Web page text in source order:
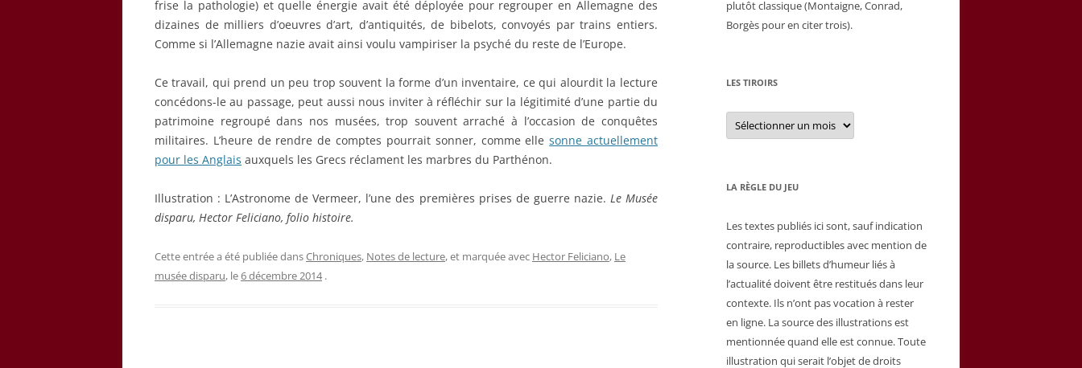
frise la pathologie) et quelle énergie avait été déployée pour regrouper en Allemagne des
dizaines de milliers d’oeuvres d’art, d’antiquités, de bibelots, convoyés par trains entiers.
Comme si l’Allemagne nazie avait ainsi voulu vampiriser la psyché du reste de l’Europe.
Ce travail, qui prend un peu trop souvent la forme d’un inventaire, ce qui alourdit la lecture
concédons-le au passage, peut aussi nous inviter à réfléchir sur la légitimité d’une partie du
patrimoine regroupé dans nos musées, trop souvent arraché à l’occasion de conquêtes
militaires. L’heure de rendre de comptes pourrait sonner, comme ellesonne actuellement
pour les Anglais auxquels les Grecs réclament les marbres du Parthénon.
Illustration : L’Astronome de Vermeer, l’une des premières prises de guerre nazie. Le Musée
disparu, Hector Feliciano, folio histoire.
Cette entrée a été publiée dansChroniques, Notes de lecture, et marquée avec Hector Feliciano, Le
musée disparu, le6 décembre 2014 .
plutôt classique (Montaigne, Conrad,
Borgès pour en citer trois).
LES TIROIRS
Les
tiroirs
LA RÈGLE DU JEU
Les textes publiés ici sont, sauf indication
contraire, reproductibles avec mention de
la source. Les billets d’humeur liés à
l’actualité doivent être restitués dans leur
contexte. Ils n’ont pas vocation à rester
en ligne. La source des illustrations est
mentionnée quand elle est connue. Toute
illustration qui serait l’objet de droits